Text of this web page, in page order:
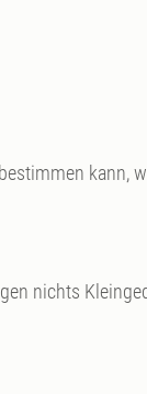
kann,
nichts